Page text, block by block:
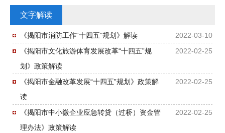
文字解读
2022-03-10
《揭阳市消防工作“十四五”规划》解读
2022-02-25
《揭阳市文化旅游体育发展改革“十四五”规
划》政策解读
2022-02-25
《揭阳市金融改革发展“十四五”规划》政策解
读
2022-02-25
《揭阳市中小微企业应急转贷（过桥）资金管
理办法》政策解读